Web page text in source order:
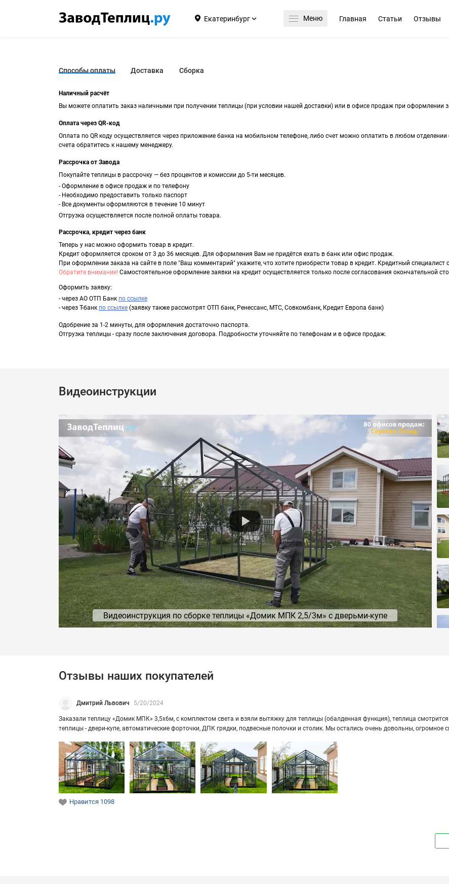
Екатеринбург Меню Главная Статьи Отзывы
Способы оплаты Доставка Сборка
Наличный расчёт
Вы можете оплатить заказ наличными при получении теплицы (при условии нашей доставки) или в офисе продаж при оформлении
Оплата через QR-код
Оплата по QR коду осуществляется через приложение банка на мобильном телефоне, либо счет можно оплатить в любом
счета обратитесь к нашему менеджеру.
Рассрочка от Завода
Покупайте теплицы в рассрочку — без процентов и комиссии до 5-ти месяцев.
- Оформление в офисе продаж и по телефону
- Необходимо предоставить только паспорт
- Все документы оформляются в течение 10 минут
Отгрузка осуществляется после полной оплаты товара.
Рассрочка, кредит через банк
Теперь у нас можно оформить товар в кредит.
Кредит оформляется сроком от 3 до 36 месяцев. Для оформления Вам не придётся ехать в банк или офис продаж.
При оформлении заказа на сайте в поле "Ваш комментарий" укажите, что хотите приобрести товар в кредит. Кредитный
Обратите внимание! Самостоятельное оформление заявки на кредит осуществляется только после согласования окончательной
Оформить заявку:
- через АО ОТП Банк по ссылке
- через Т-банк по ссылке(заявку также рассмотрят ОТП банк, Ренессанс, МТС, Совкомбанк, Кредит Европа банк)
Одобрение за 1-2 минуты, для оформления достаточно паспорта.
Отгрузка теплицы - сразу после заключения договора. Подробности уточняйте по телефонам и в офисе продаж.
Видеоинструкции
Видеоинструкция по сборке теплицы «Домик МПК 2,5/3м» с дверьми-купе
Отзывы наших покупателей
Дмитрий Львович 5/20/2024
За­ка­за­ли теп­ли­цу «Домик МПК» 3,5х6м, с ком­плек­том света и взяли вы­тяж­ку для теп­ли­цы (обал­ден­ная функ­ция), теп­ли­ца
теп­ли­цы - двери-​купе, ав­то­ма­ти­че­ские фор­точ­ки, ДПК гряд­ки, под­вес­ные по­лоч­ки и сто­лик. Мы оста­лись очень до­воль­ны, огром­ное
Нравится 1098